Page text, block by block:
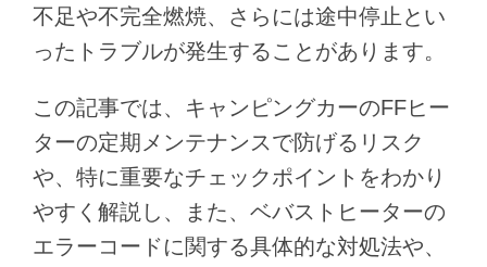
不足や不完全燃焼、さらには途中停止とい
ったトラブルが発生することがあります。
この記事では、キャンピングカーのFFヒー
ターの定期メンテナンスで防げるリスク
や、特に重要なチェックポイントをわかり
やすく解説し、また、ベバストヒーターの
エラーコードに関する具体的な対処法や、